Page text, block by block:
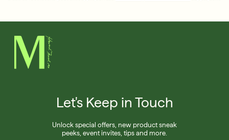
Let's Keep in Touch
Unlock special offers, new product sneak
peeks, event invites, tips and more.